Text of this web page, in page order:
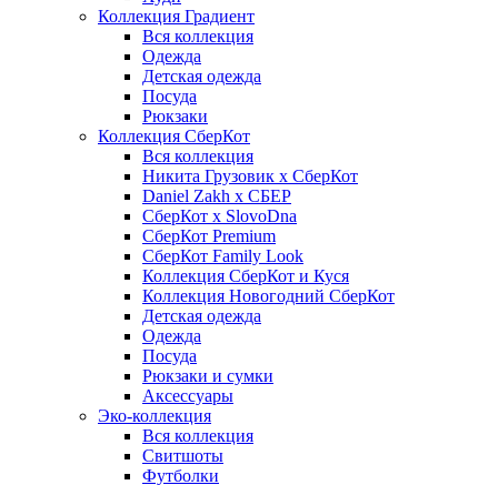
Коллекция Градиент
Вся коллекция
Одежда
Детская одежда
Посуда
Рюкзаки
Коллекция СберКот
Вся коллекция
Никита Грузовик х СберКот
Daniel Zakh x СБЕР
СберКот x SlovoDna
СберКот Premium
СберКот Family Look
Коллекция СберКот и Куся
Коллекция Новогодний СберКот
Детская одежда
Одежда
Посуда
Рюкзаки и сумки
Аксессуары
Эко-коллекция
Вся коллекция
Свитшоты
Футболки